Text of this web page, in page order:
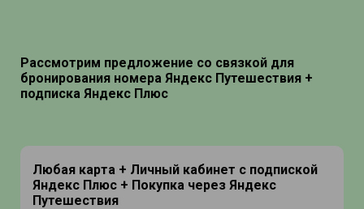
Рассмотрим предложение со связкой для
бронирования номера Яндекс Путешествия +
подписка Яндекс Плюс
Любая карта + Личный кабинет с подпиской
Яндекс Плюс + Покупка через Яндекс
Путешествия